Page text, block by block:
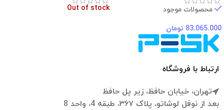
محصولات موجود
83.065.000 تومان
Out of stock
ارتباط با فروشگاه
تهران، خیابان حافظ، زیر پل حافظ
بعد از نوفل لوشاتو، پلاک ۳۶۷، طبقه 4، واحد 8